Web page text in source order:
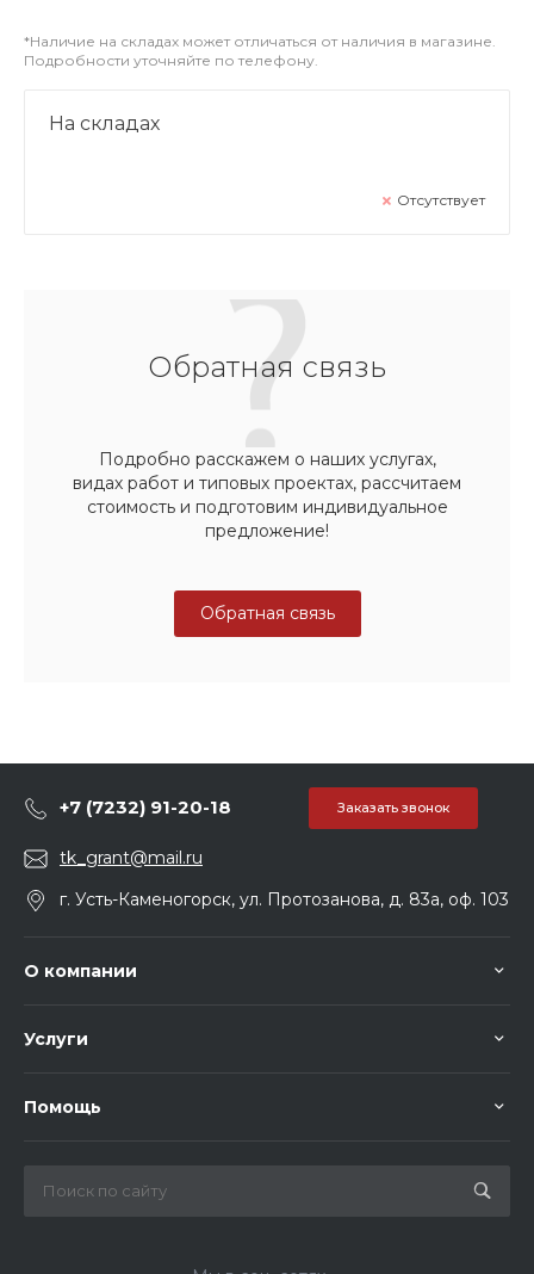
*Наличие на складах может отличаться от наличия в магазине.
Подробности уточняйте по телефону.
На складах
Отсутствует
Обратная связь
Подробно расскажем о наших услугах,
видах работ и типовых проектах, рассчитаем
стоимость и подготовим индивидуальное
предложение!
Обратная связь
+7 (7232) 91-20-18 Заказать звонок
tk_grant@mail.ru
г. Усть-Каменогорск, ул. Протозанова, д. 83а, оф. 103
О компании
Услуги
Помощь